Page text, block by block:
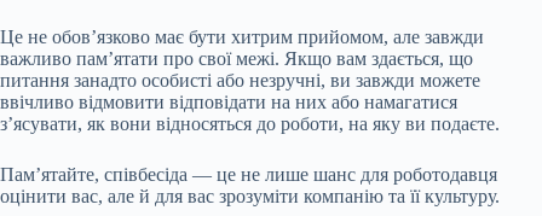
Це не обов’язково має бути хитрим прийомом, але завжди
важливо пам’ятати про свої межі. Якщо вам здається, що
питання занадто особисті або незручні, ви завжди можете
ввічливо відмовити відповідати на них або намагатися
з’ясувати, як вони відносяться до роботи, на яку ви подаєте.
Пам’ятайте, співбесіда — це не лише шанс для роботодавця
оцінити вас, але й для вас зрозуміти компанію та її культуру.